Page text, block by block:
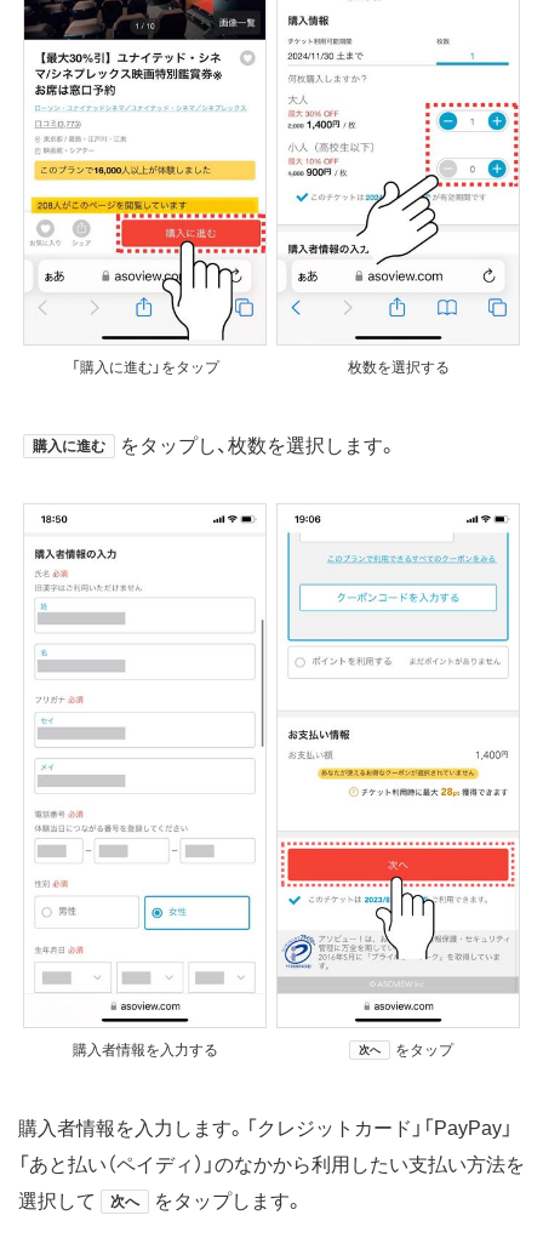
「購入に進む」をタップ 枚数を選択する
購入に進む をタップし、枚数を選択します。
購入者情報を入力する 次へ をタップ
購入者情報を入力します。「クレジットカード」「PayPay」
「あと払い（ペイディ）」のなかから利用したい支払い方法を
選択して
次へ をタップします。